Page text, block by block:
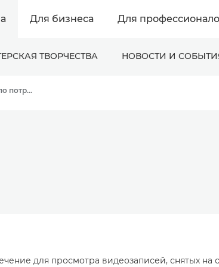
Для бизнеса Для
ТВОРЧЕСТВА НОВОСТИ И
Онлайн-поддержка по потребительской продукции
для просмотра видеозаписей, снятых